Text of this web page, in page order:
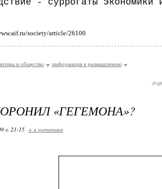
- суррогаты экономики
society/article/26100
и общество информация к размышлению
«ГЕГЕМОНА»?
г. 21:15 + в цитатник